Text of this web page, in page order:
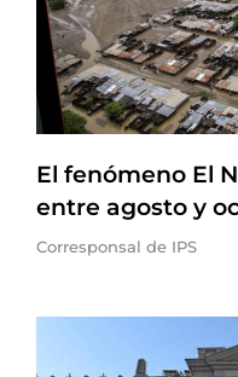
El fenómeno El
entre agosto y
Corresponsal de IPS